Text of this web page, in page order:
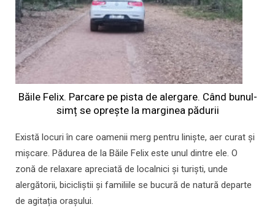
Băile Felix. Parcare pe pista de alergare. Când bunul-
simț se oprește la marginea pădurii
Există locuri în care oamenii merg pentru liniște, aer curat și
mișcare. Pădurea de la Băile Felix este unul dintre ele. O
zonă de relaxare apreciată de localnici și turiști, unde
alergătorii, bicicliștii și familiile se bucură de natură departe
de agitația orașului.